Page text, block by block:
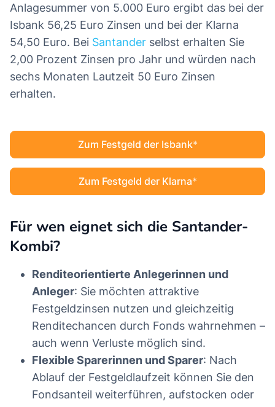
Anlagesummer von 5.000 Euro ergibt das bei der
Isbank 56,25 Euro Zinsen und bei der Klarna
54,50 Euro. Bei Santander selbst erhalten Sie
2,00 Prozent Zinsen pro Jahr und würden nach
sechs Monaten Lautzeit 50 Euro Zinsen
erhalten.
Zum Festgeld der Isbank
Zum Festgeld der Klarna
Für wen eignet sich die Santander-
Kombi?
Renditeorientierte Anlegerinnen und
Anleger: Sie möchten attraktive
Festgeldzinsen nutzen und gleichzeitig
Renditechancen durch Fonds wahrnehmen –
auch wenn Verluste möglich sind.
Flexible Sparerinnen und Sparer: Nach
Ablauf der Festgeldlaufzeit können Sie den
Fondsanteil weiterführen, aufstocken oder